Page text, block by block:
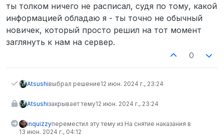
ты толком ничего не расписал, судя по тому, какой
информацией обладаю я - ты точно не обычный
новичек, который просто решил на тот момент
заглянуть к нам на сервер.
0
Atsushiвыбрал решение12 июн. 2024 г., 23:24
Atsushiзакрывает тему12 июн. 2024 г., 23:24
inquizzyпереместил эту тему из На снятие наказания в
13 июн. 2024 г., 04:12